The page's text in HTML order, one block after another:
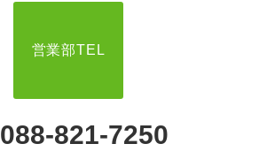
営業部TEL
088-821-7250